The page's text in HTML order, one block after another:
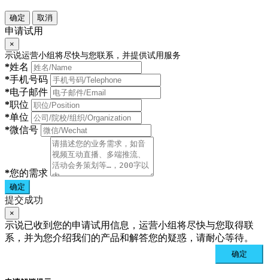
确定 取消
申请试用
×
示说运营小组将尽快与您联系，并提供试用服务
*姓名
*手机号码
*电子邮件
*职位
*单位
*微信号
*您的需求
确定
提交成功
×
示说已收到您的申请试用信息，运营小组将尽快与您取得联
系，并为您介绍我们的产品和解答您的疑惑，请耐心等待。
确定